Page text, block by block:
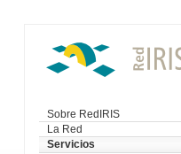
Sobre RedIRIS
La Red
Servicios